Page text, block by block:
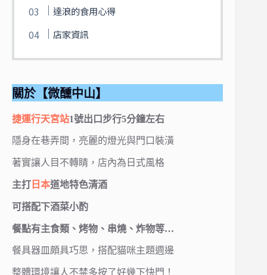
達浪的食用心得
店家資訊
關於【微醺中山】
捷運行天宮站1號出口步行5分鐘左右
隱身在巷弄間，亮麗的燈光與門口裝潢
著實讓人目不轉睛，店內為日式風格
主打 日本道地特色清酒
可搭配下酒菜小酌
餐點有主食類、烤物、串燒、炸物等…
餐具器皿頗具巧思，搭配貓咪主題週邊
整體環境讓人不禁多按了好幾下快門！